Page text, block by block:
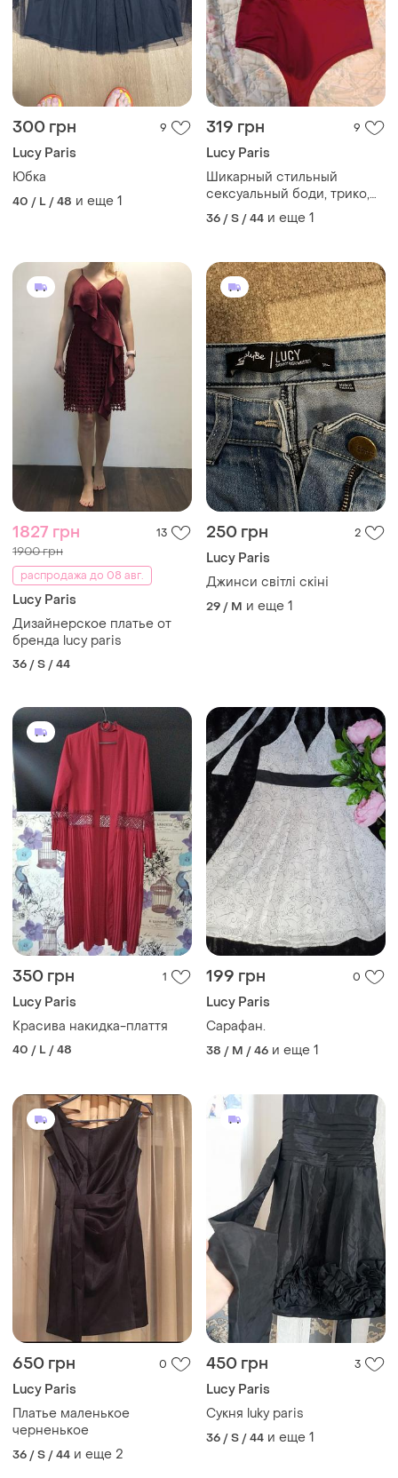
300 грн 9
Lucy Paris
Юбка
40 / L / 48 и еще 1
319 грн 9
Lucy Paris
Шикарный стильный
сексуальный боди, трико,
купальник комбидрес блуза
36 / S / 44 и еще 1
1827 грн 13
1900 грн
распродажа до 08 авг.
Lucy Paris
Дизайнерское платье от
бренда lucy paris
36 / S / 44
250 грн 2
Lucy Paris
Джинси світлі скіні
29 / M и еще 1
350 грн 1
Lucy Paris
Красива накидка-плаття
40 / L / 48
199 грн 0
Lucy Paris
Сарафан.
38 / M / 46 и еще 1
650 грн 0
Lucy Paris
Платье маленькое
черненькое
36 / S / 44 и еще 2
450 грн 3
Lucy Paris
Сукня luky paris
36 / S / 44 и еще 1